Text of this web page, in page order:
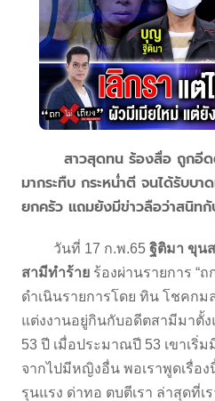
สาวสุดทน ร้องสื่อ ถูกอีดต
มากระทืบ กระหน่ำตี จนได้รับบา
ยกครัว แถมยังมีข่าวลือว่าสนิท
วันที่ 17 ก.พ.65 ฐิติมา ขุน
สามีทำร้าย ร้องผ่านรายการ “ถ
ดำเนินรายการโดย ทิน โชคกม
แต่งงานอยู่กินกับอดีตสามีมาตั้
53 ปี เมื่อประมาณปี 53 เขาเริ่
จากไปมีหญิงอื่น พอเราพูดเรื่อง
รุนแรง ด่าทอ ตบตีเรา ล่าสุดที่เ